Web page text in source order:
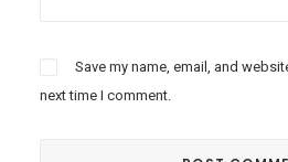
Save my name, email, and
next time I comment.